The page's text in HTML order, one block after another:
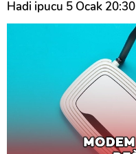
Hadi ipucu 5 Ocak 20:30